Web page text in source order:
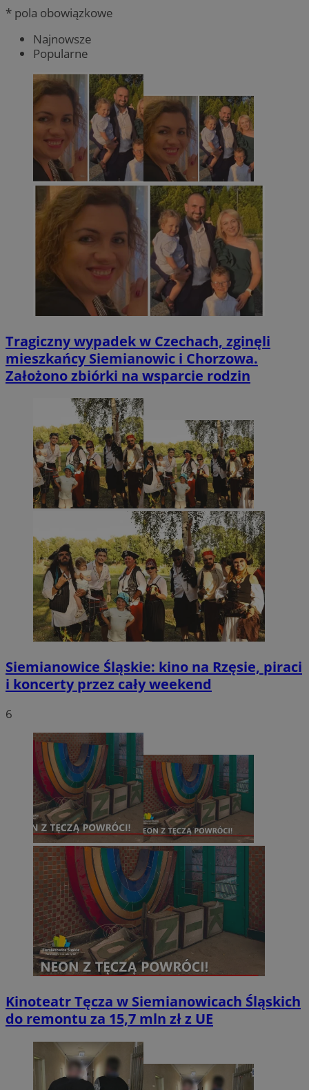
* pola obowiązkowe
Najnowsze
Popularne
Tragiczny wypadek w Czechach, zginęli
mieszkańcy Siemianowic i Chorzowa.
Założono zbiórki na wsparcie rodzin
Siemianowice Śląskie: kino na Rzęsie, piraci
i koncerty przez cały weekend
6
Kinoteatr Tęcza w Siemianowicach Śląskich
do remontu za 15,7 mln zł z UE